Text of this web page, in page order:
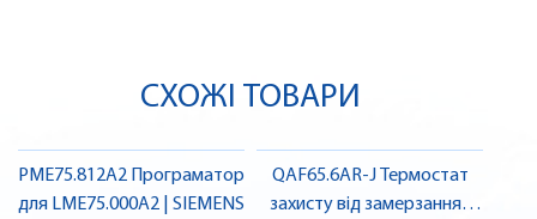
СХОЖІ ТОВАРИ
PME75.812A2 Програматор
для LME75.000A2 | SIEMENS
QAF65.6AR-J Термостат
захисту від замерзання |